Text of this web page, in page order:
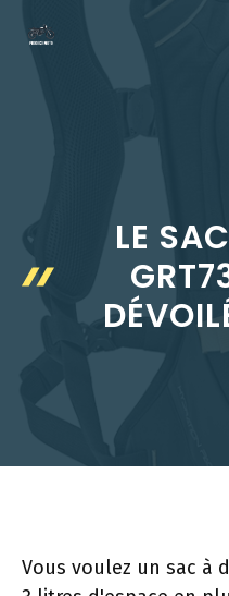
LE
Vous voulez un sac à